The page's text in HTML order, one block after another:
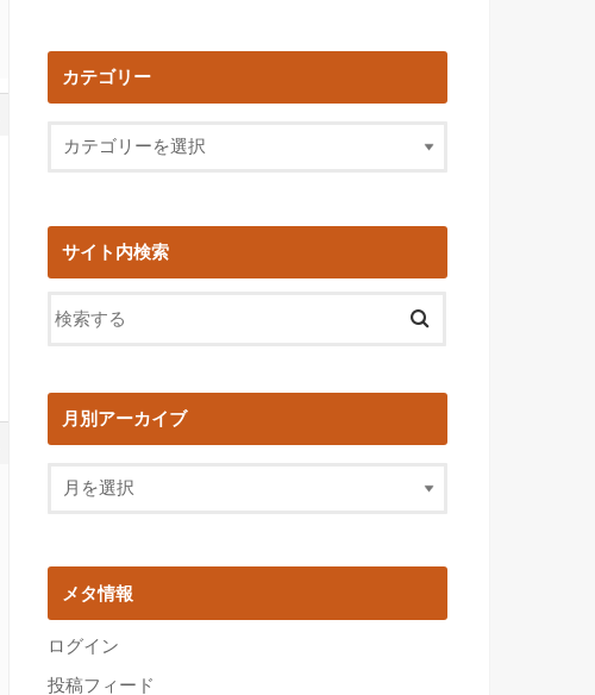
カテゴリー
サイト内検索
月別アーカイブ
メタ情報
ログイン
投稿フィード